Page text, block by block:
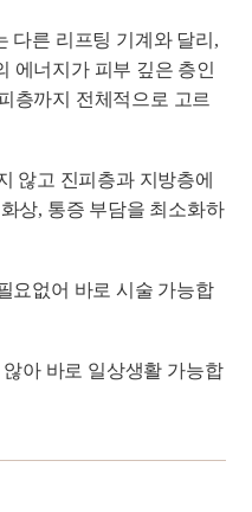
다른 리프팅 기계와 달리,
에너지가 피부 깊은 층인
층까지 전체적으로 고르
않고 진피층과 지방층에
상, 통증 부담을 최소화하
요없어 바로 시술 가능합
아 바로 일상생활 가능합